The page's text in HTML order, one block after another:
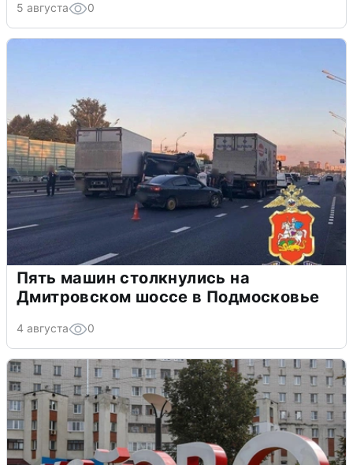
5 августа 0
Пять машин столкнулись на
Дмитровском шоссе в Подмосковье
4 августа 0